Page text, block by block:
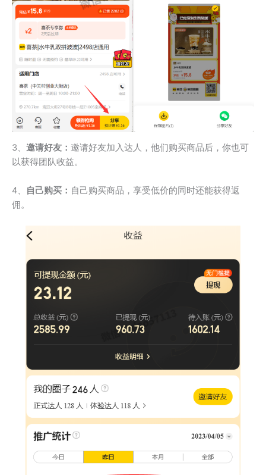
3、 邀请好友： 邀请好友加入达人，他们购买商品后，你也可
以获得团队收益。
4、 自己购买： 自己购买商品，享受低价的同时还能获得返
佣。